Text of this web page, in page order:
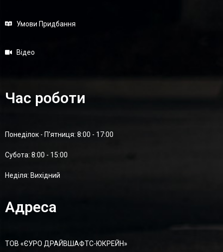
Умови Придбання
Відео
Час роботи
Понеділок - П'ятниця: 8:00 - 17:00
Суботa: 8:00 - 15:00
Неділя: Вихідний
Адреса
ТОВ «ЄУРО ДРАЙВШАФТC-ЮКРЕЙН»